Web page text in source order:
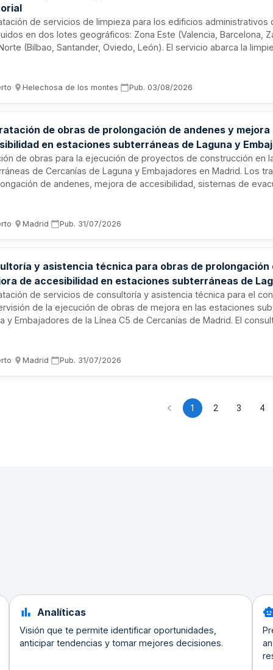
de servicios de limpieza para los edificios administrativos
en dos lotes geográficos: Zona Este (Valencia, Barcelona,
(Bilbao, Santander, Oviedo, León). El servicio abarca la
técnica continua durante toda la vigencia del contrato.
· Helechosa de los montes· Pub. 03/08/2026
de obras de prolongación de andenes y mejora
en estaciones subterráneas de Laguna y
C5 de Cercanías de Madrid
de obras para la ejecución de proyectos de construcción en
de Cercanías de Laguna y Embajadores en Madrid. Los
de andenes, mejora de accesibilidad, sistemas de
con capacidad técnica y garantía de seguridad.
· Madrid· Pub. 31/07/2026
y asistencia técnica para obras de prolongación
de accesibilidad en estaciones subterráneas de
de la Línea C5 de Cercanías de Madrid
de servicios de consultoría y asistencia técnica para el
de la ejecución de obras de mejora en las estaciones
y Embajadores de la Línea C5 de Cercanías de Madrid. El
administrativas y técnicas conforme a normativa vigente.
· Madrid· Pub. 31/07/2026
1 2 3 4
Analíticas
Visión que te permite identificar oportunidades,
anticipar tendencias y tomar mejores decisiones.